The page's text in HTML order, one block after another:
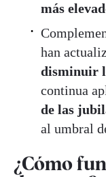
más
han
disminuir
continua
de las
al umbral
¿Cómo